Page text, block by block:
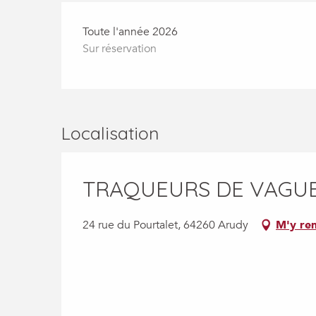
Toute l'année 2026
Sur réservation
Localisation
TRAQUEURS DE
24 rue du Pourtalet, 64260 Arudy M'y